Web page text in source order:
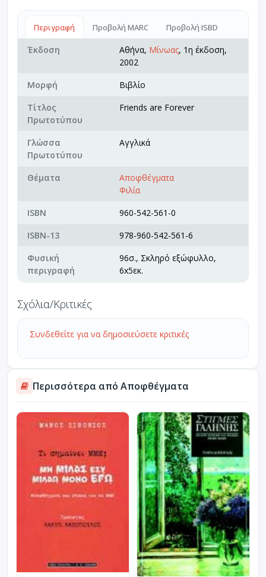
Περιγραφή Προβολή MARC Προβολή ISBD
Έκδοση Αθήνα, Μίνωας, 1η έκδοση,
2002
Μορφή
Βιβλίο
Τίτλος
Πρωτοτύπου
Friends are Forever
Γλώσσα
Πρωτοτύπου
Αγγλικά
Θέματα
Αποφθέγματα
Φιλία
ISBN
960-542-561-0
ISBN-13
978-960-542-561-6
Φυσική
περιγραφή
96σ., Σκληρό εξώφυλλο,
6x5εκ.
Σχόλια/Κριτικές
Συνδεθείτε για να δημοσιεύσετε κριτικές
Περισσότερα από Αποφθέγματα